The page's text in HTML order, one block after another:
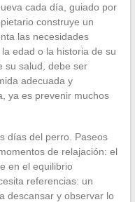
cada día, guiado por
construye un
las necesidades
edad o la historia de su
su salud, debe ser
adecuada y
ya es prevenir muchos
días del perro. Paseos
de relajación: el
en el equilibrio
referencias: un
descansar y observar lo